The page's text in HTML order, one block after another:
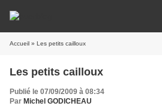
Accueil » Les petits cailloux
Les petits cailloux
Publié le 07/09/2009 à 08:34
Par Michel GODICHEAU